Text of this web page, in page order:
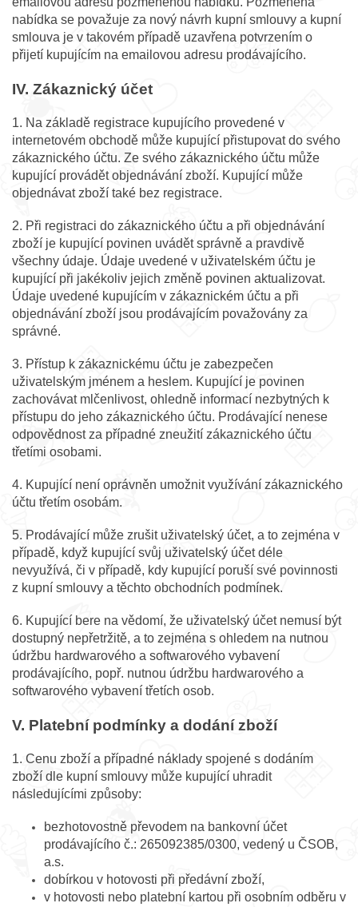
nabídka se považuje za nový návrh kupní smlouvy a kupní
smlouva je v takovém případě uzavřena potvrzením o
přijetí kupujícím na emailovou adresu prodávajícího.
IV. Zákaznický účet
1. Na základě registrace kupujícího provedené v
internetovém obchodě může kupující přistupovat do svého
zákaznického účtu. Ze svého zákaznického účtu může
kupující provádět objednávání zboží. Kupující může
objednávat zboží také bez registrace.
2. Při registraci do zákaznického účtu a při objednávání
zboží je kupující povinen uvádět správně a pravdivě
všechny údaje. Údaje uvedené v uživatelském účtu je
kupující při jakékoliv jejich změně povinen aktualizovat.
Údaje uvedené kupujícím v zákaznickém účtu a při
objednávání zboží jsou prodávajícím považovány za
správné.
3. Přístup k zákaznickému účtu je zabezpečen
uživatelským jménem a heslem. Kupující je povinen
zachovávat mlčenlivost, ohledně informací nezbytných k
přístupu do jeho zákaznického účtu. Prodávající nenese
odpovědnost za případné zneužití zákaznického účtu
třetími osobami.
4. Kupující není oprávněn umožnit využívání zákaznického
účtu třetím osobám.
5. Prodávající může zrušit uživatelský účet, a to zejména v
případě, když kupující svůj uživatelský účet déle
nevyužívá, či v případě, kdy kupující poruší své povinnosti
z kupní smlouvy a těchto obchodních podmínek.
6. Kupující bere na vědomí, že uživatelský účet nemusí být
dostupný nepřetržitě, a to zejména s ohledem na nutnou
údržbu hardwarového a softwarového vybavení
prodávajícího, popř. nutnou údržbu hardwarového a
softwarového vybavení třetích osob.
V. Platební podmínky a dodání zboží
1. Cenu zboží a případné náklady spojené s dodáním
zboží dle kupní smlouvy může kupující uhradit
následujícími způsoby:
bezhotovostně převodem na bankovní účet
prodávajícího č.: 265092385/0300, vedený u ČSOB,
a.s.
dobírkou v hotovosti při předávní zboží,
v hotovosti nebo platební kartou při osobním odběru v